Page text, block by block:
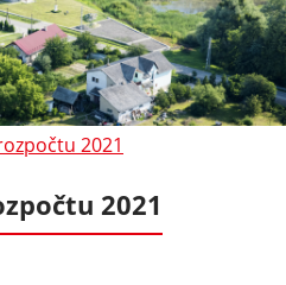
2021
2021